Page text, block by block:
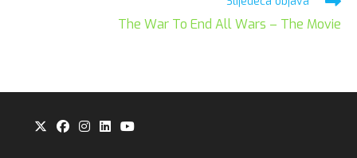
The War To End All Wars – The Movie